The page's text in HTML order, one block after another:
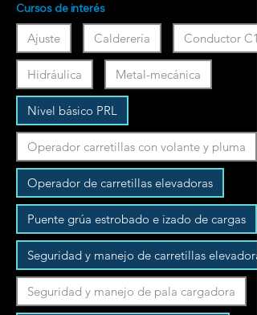
Cursos de interés
Ajuste Calderería Conductor C1
Hidráulica Metal-mecánica
Nivel básico PRL
Operador carretillas con volante y pluma
Operador de carretillas elevadoras
Puente grúa estrobado e izado de cargas
Seguridad y manejo de carretillas
Seguridad y manejo de pala cargadora